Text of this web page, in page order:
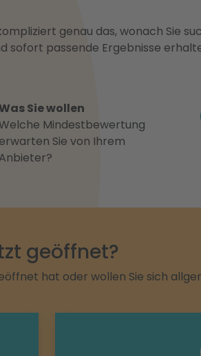
genau das, wonach Sie
sofort passende Ergebnisse
Sie wollen
Mindestbewertung
erwarten Sie von Ihrem
Anbieter?
geöffnet?
hat oder wollen Sie sich